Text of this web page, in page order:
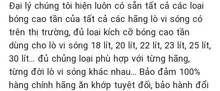
Đại lý chúng tôi hiện luôn có sẵn tất cả các loại
bóng cao tần của tất cả các hãng lò vi sóng có
trên thị trường, đủ loại kích cỡ bóng cao tần
dùng cho lò vi sóng 18 lít, 20 lít, 22 lít, 23 lít, 25 lít,
30 lít... đủ chủng loại phù hợp với từng hãng,
từng đời lò vi sóng khác nhau... Bảo đảm 100%
hàng chính hãng ăn khớp tuyệt đối, bảo hành đổi